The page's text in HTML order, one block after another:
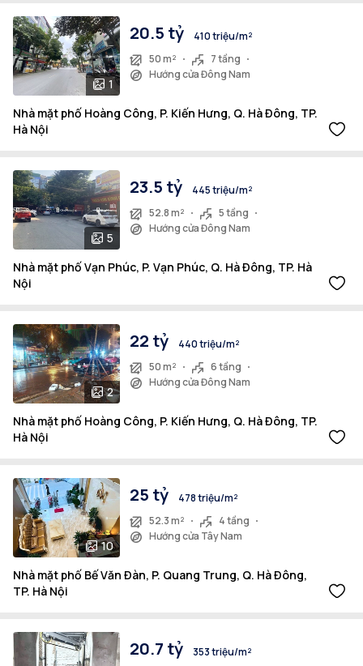
1
20.5 tỷ
410 triệu/m²
50 m²
7 tầng
Hướng cửa Đông Nam
Nhà mặt phố Hoàng Công, P. Kiến Hưng, Q. Hà Đông, TP.
Hà Nội
5
23.5 tỷ
445 triệu/m²
52.8 m²
5 tầng
Hướng cửa Đông Nam
Nhà mặt phố Vạn Phúc, P. Vạn Phúc, Q. Hà Đông, TP. Hà
Nội
2
22 tỷ
440 triệu/m²
50 m²
6 tầng
Hướng cửa Đông Nam
Nhà mặt phố Hoàng Công, P. Kiến Hưng, Q. Hà Đông, TP.
Hà Nội
10
25 tỷ
478 triệu/m²
52.3 m²
4 tầng
Hướng cửa Tây Nam
Nhà mặt phố Bế Văn Đàn, P. Quang Trung, Q. Hà Đông,
TP. Hà Nội
20.7 tỷ
353 triệu/m²